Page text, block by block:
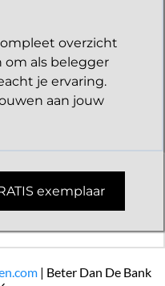
overzicht
om als belegger
je ervaring.
aan jouw
exemplaar
| Beter Dan De Bank